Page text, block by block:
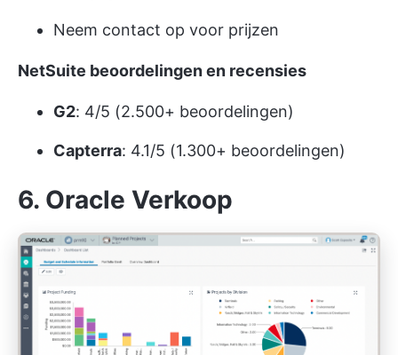
Neem contact op voor prijzen
NetSuite beoordelingen en recensies
G2: 4/5 (2.500+ beoordelingen)
Capterra: 4.1/5 (1.300+ beoordelingen)
6. Oracle Verkoop